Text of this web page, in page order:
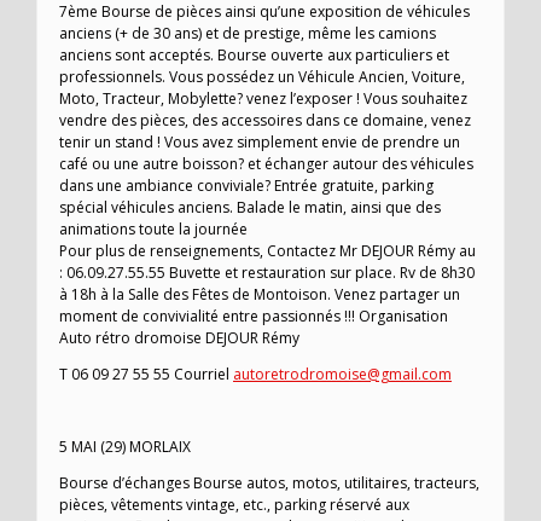
7ème Bourse de pièces ainsi qu’une exposition de véhicules
anciens (+ de 30 ans) et de prestige, même les camions
anciens sont acceptés. Bourse ouverte aux particuliers et
professionnels. Vous possédez un Véhicule Ancien, Voiture,
Moto, Tracteur, Mobylette? venez l’exposer ! Vous souhaitez
vendre des pièces, des accessoires dans ce domaine, venez
tenir un stand ! Vous avez simplement envie de prendre un
café ou une autre boisson? et échanger autour des véhicules
dans une ambiance conviviale? Entrée gratuite, parking
spécial véhicules anciens. Balade le matin, ainsi que des
animations toute la journée
Pour plus de renseignements, Contactez Mr DEJOUR Rémy au
: 06.09.27.55.55 Buvette et restauration sur place. Rv de 8h30
à 18h à la Salle des Fêtes de Montoison. Venez partager un
moment de convivialité entre passionnés !!! Organisation
Auto rétro dromoise DEJOUR Rémy
T 06 09 27 55 55 Courriel autoretrodromoise@gmail.com
5 MAI (29) MORLAIX
Bourse d’échanges Bourse autos, motos, utilitaires, tracteurs,
pièces, vêtements vintage, etc., parking réservé aux